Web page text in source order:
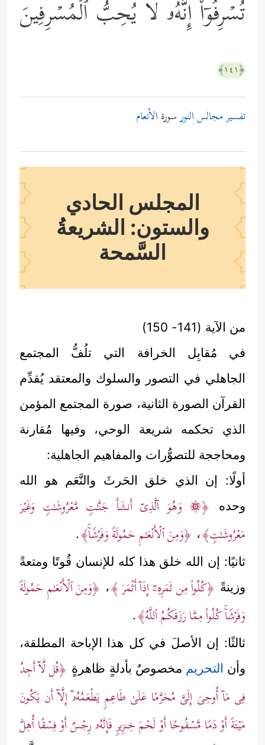
تُسۡرِفُوۤاْۚ إِنَّهُۥ لَا یُحِبُّ ٱلۡمُسۡرِفِینَ
تفسير مجالس النورسورةالأنعام
المجلس الحادي
والستون: الشريعةُ
السَّمحة
من الآية (141- 150)
في مُقابِل الخرافة التي تلُفُّ المجتمع
الجاهلي في التصور والسلوك والمعتقد يُقدِّم
القرآن الصورة الثانية، صورة المجتمع المؤمن
الذي تحكمه شريعة الوحي، وفيها مُقارنة
ومحاججة للتصوُّرات والمفاهيم الجاهلية:
أولًا: إن الذي خلق الحَرثَ والنَّعَم هو الله
وحده
﴿۞ وَهُوَ ٱلَّذِیۤ أَنشَأَ جَنَّـٰتࣲ مَّعۡرُوشَـٰتࣲ وَغَیۡرَ
مَعۡرُوشَـٰتࣲ﴾،﴿وَمِنَ ٱلۡأَنۡعَـٰمِ حَمُولَةࣰ وَفَرۡشࣰاۚ﴾.
ثانيًا: إن الله خلق هذا كله للإنسان قُوتًا ومتعةً
وزينةً﴿كُلُواْ مِن ثَمَرِهِۦۤ إِذَاۤ أَثۡمَرَ ﴾،﴿وَمِنَ ٱلۡأَنۡعَـٰمِ حَمُولَةࣰ
وَفَرۡشࣰاۚ كُلُواْ مِمَّا رَزَقَكُمُ ٱللَّهُ﴾.
ثالثًا: إن الأصلَ في كل هذا الإباحة المطلقة،
وأنالتحريممخصوصٌ بأدلةٍ ظاهرةٍ﴿قُل لَّاۤ أَجِدُ
فِی مَاۤ أُوحِیَ إِلَیَّ مُحَرَّمًا عَلَىٰ طَاعِمࣲ یَطۡعَمُهُۥۤ إِلَّاۤ أَن یَكُونَ
مَیۡتَةً أَوۡ دَمࣰا مَّسۡفُوحًا أَوۡ لَحۡمَ خِنزِیرࣲ فَإِنَّهُۥ رِجۡسٌ أَوۡ فِسۡقًا أُهِلَّ